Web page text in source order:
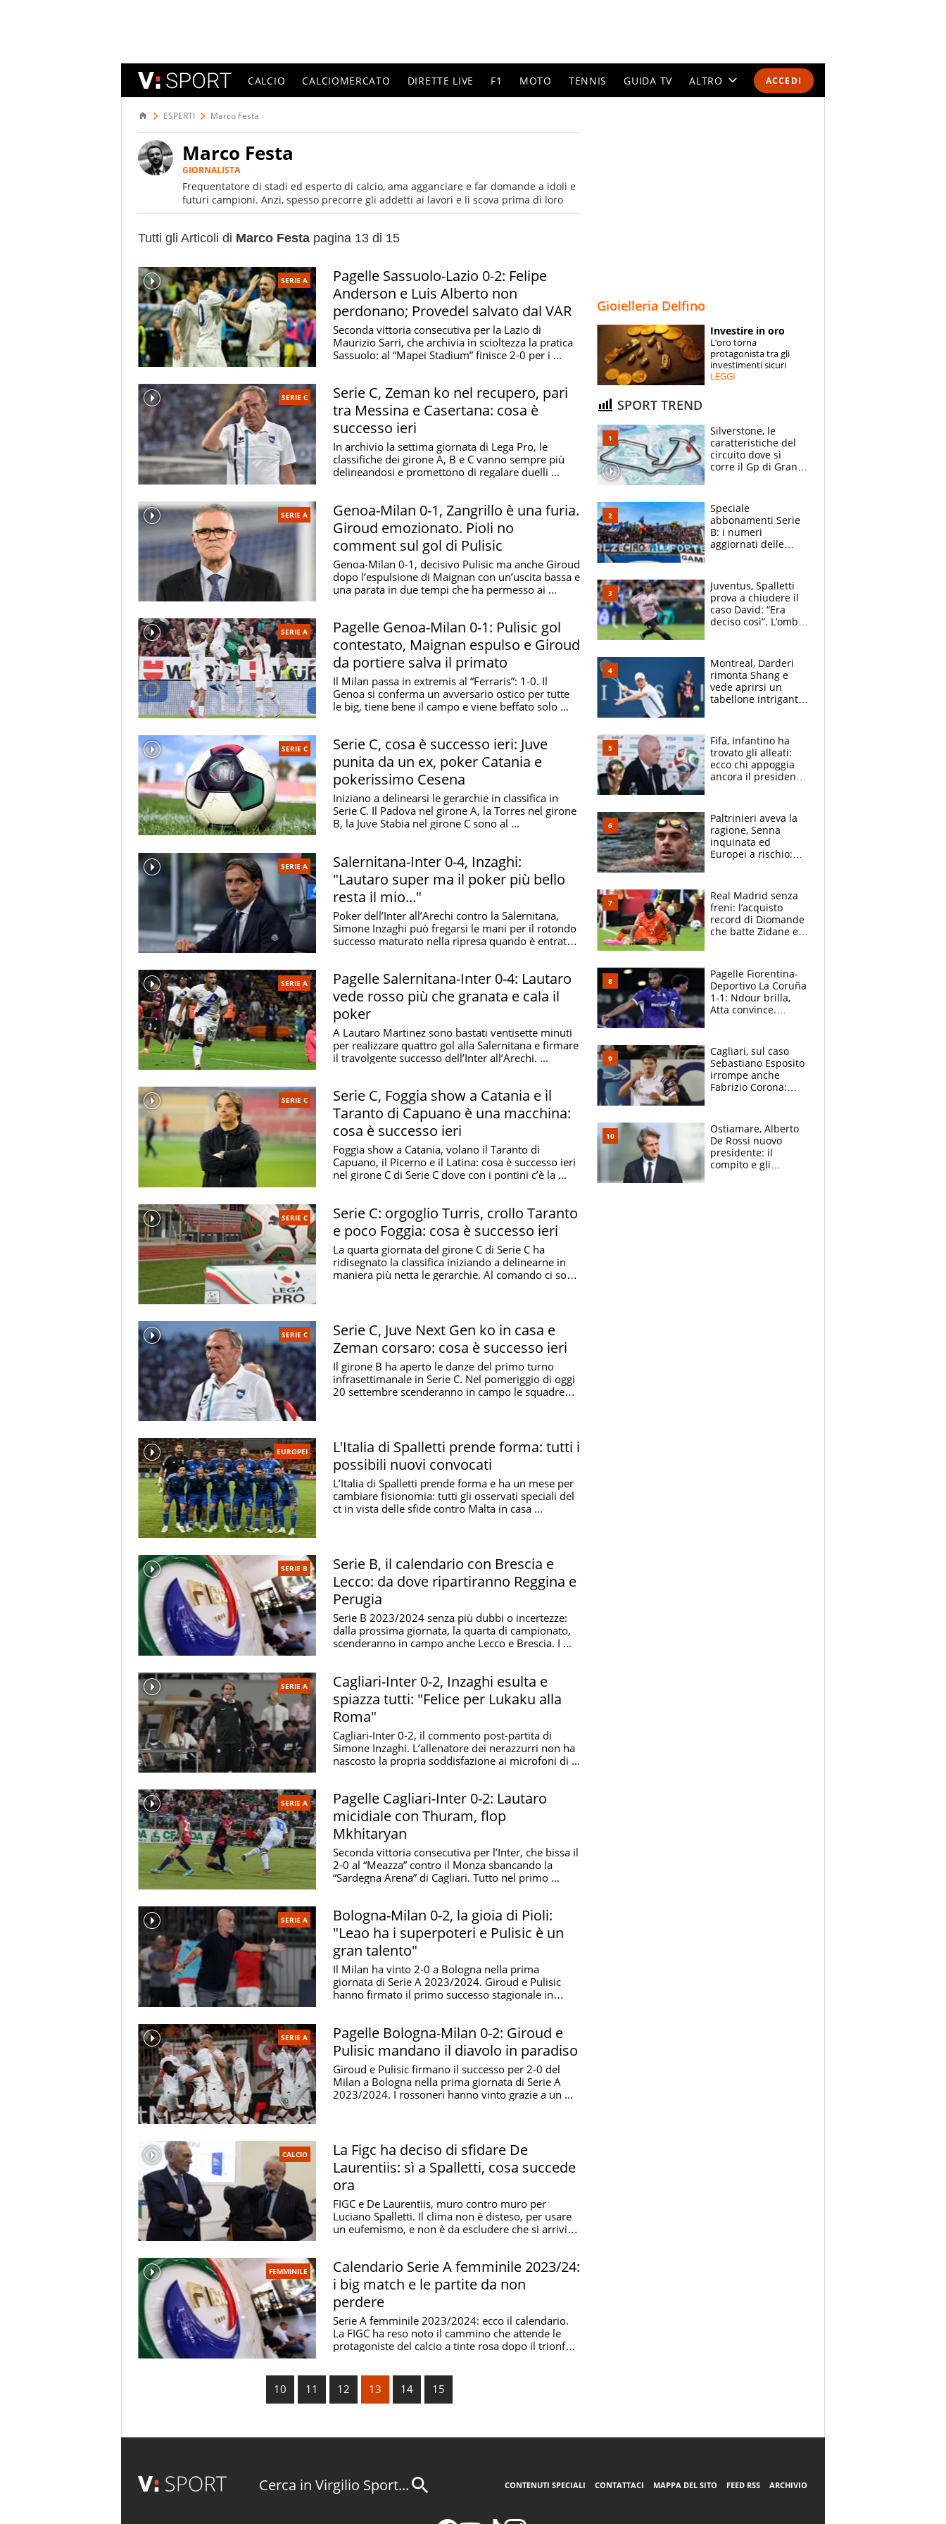
ACCEDI
CALCIO CALCIOMERCATO DIRETTE LIVE F1 MOTO TENNIS GUIDA TV ALTRO
SPECIALI
ESPERTI
ESPERTI Marco Festa
Marco Festa
GIORNALISTA
Frequentatore di stadi ed esperto di calcio, ama agganciare e far domande a idoli e
futuri campioni. Anzi, spesso precorre gli addetti ai lavori e li scova prima di loro
Tutti gli Articoli di Marco Festa pagina 13 di 15
SERIE A
Pagelle Sassuolo-Lazio 0-2: Felipe
Anderson e Luis Alberto non
perdonano; Provedel salvato dal VAR
Seconda vittoria consecutiva per la Lazio di
Maurizio Sarri, che archivia in scioltezza la pratica
Sassuolo: al “Mapei Stadium” finisce 2-0 per i ...
SERIE C
Serie C, Zeman ko nel recupero, pari
tra Messina e Casertana: cosa è
successo ieri
In archivio la settima giornata di Lega Pro, le
classifiche dei girone A, B e C vanno sempre più
delineandosi e promettono di regalare duelli ...
SERIE A
Genoa-Milan 0-1, Zangrillo è una furia.
Giroud emozionato. Pioli no
comment sul gol di Pulisic
Genoa-Milan 0-1, decisivo Pulisic ma anche Giroud
dopo l’espulsione di Maignan con un’uscita bassa e
una parata in due tempi che ha permesso ai ...
SERIE A
Pagelle Genoa-Milan 0-1: Pulisic gol
contestato, Maignan espulso e Giroud
da portiere salva il primato
Il Milan passa in extremis al “Ferraris”: 1-0. Il
Genoa si conferma un avversario ostico per tutte
le big, tiene bene il campo e viene beffato solo ...
SERIE C
Serie C, cosa è successo ieri: Juve
punita da un ex, poker Catania e
pokerissimo Cesena
Iniziano a delinearsi le gerarchie in classifica in
Serie C. Il Padova nel girone A, la Torres nel girone
B, la Juve Stabia nel girone C sono al ...
SERIE A
Salernitana-Inter 0-4, Inzaghi:
"Lautaro super ma il poker più bello
resta il mio..."
Poker dell’Inter all’Arechi contro la Salernitana,
Simone Inzaghi può fregarsi le mani per il rotondo
successo maturato nella ripresa quando è entrato
SERIE A
Pagelle Salernitana-Inter 0-4: Lautaro
vede rosso più che granata e cala il
poker
A Lautaro Martinez sono bastati ventisette minuti
per realizzare quattro gol alla Salernitana e firmare
il travolgente successo dell’Inter all’Arechi. ...
SERIE C
Serie C, Foggia show a Catania e il
Taranto di Capuano è una macchina:
cosa è successo ieri
Foggia show a Catania, volano il Taranto di
Capuano, il Picerno e il Latina: cosa è successo ieri
nel girone C di Serie C dove con i pontini c’è la ...
SERIE C
Serie C: orgoglio Turris, crollo Taranto
e poco Foggia: cosa è successo ieri
La quarta giornata del girone C di Serie C ha
ridisegnato la classifica iniziando a delinearne in
maniera più netta le gerarchie. Al comando ci sono
SERIE C
Serie C, Juve Next Gen ko in casa e
Zeman corsaro: cosa è successo ieri
Il girone B ha aperto le danze del primo turno
infrasettimanale in Serie C. Nel pomeriggio di oggi
20 settembre scenderanno in campo le squadre
EUROPEI
L'Italia di Spalletti prende forma: tutti i
possibili nuovi convocati
L’Italia di Spalletti prende forma e ha un mese per
cambiare fisionomia: tutti gli osservati speciali del
ct in vista delle sfide contro Malta in casa ...
SERIE B
Serie B, il calendario con Brescia e
Lecco: da dove ripartiranno Reggina e
Perugia
Serie B 2023/2024 senza più dubbi o incertezze:
dalla prossima giornata, la quarta di campionato,
scenderanno in campo anche Lecco e Brescia. I ...
SERIE A
Cagliari-Inter 0-2, Inzaghi esulta e
spiazza tutti: "Felice per Lukaku alla
Roma"
Cagliari-Inter 0-2, il commento post-partita di
Simone Inzaghi. L’allenatore dei nerazzurri non ha
nascosto la propria soddisfazione ai microfoni di ...
SERIE A
Pagelle Cagliari-Inter 0-2: Lautaro
micidiale con Thuram, flop
Mkhitaryan
Seconda vittoria consecutiva per l’Inter, che bissa il
2-0 al “Meazza” contro il Monza sbancando la
“Sardegna Arena” di Cagliari. Tutto nel primo ...
SERIE A
Bologna-Milan 0-2, la gioia di Pioli:
"Leao ha i superpoteri e Pulisic è un
gran talento"
Il Milan ha vinto 2-0 a Bologna nella prima
giornata di Serie A 2023/2024. Giroud e Pulisic
hanno firmato il primo successo stagionale in
SERIE A
Pagelle Bologna-Milan 0-2: Giroud e
Pulisic mandano il diavolo in paradiso
Giroud e Pulisic firmano il successo per 2-0 del
Milan a Bologna nella prima giornata di Serie A
2023/2024. I rossoneri hanno vinto grazie a un ...
CALCIO
La Figc ha deciso di sfidare De
Laurentiis: sì a Spalletti, cosa succede
ora
FIGC e De Laurentiis, muro contro muro per
Luciano Spalletti. Il clima non è disteso, per usare
un eufemismo, e non è da escludere che si arrivi
FEMMINILE
Calendario Serie A femminile 2023/24:
i big match e le partite da non
perdere
Serie A femminile 2023/2024: ecco il calendario.
La FIGC ha reso noto il cammino che attende le
protagoniste del calcio a tinte rosa dopo il trionfo
10 11 12 13 14 15
Gioielleria Delfino
Investire in oro
L’oro torna
protagonista tra gli
investimenti sicuri
LEGGI
SPORT TREND
Silverstone, le
caratteristiche del
circuito dove si
corre il Gp di Gran
Speciale
abbonamenti Serie
B: i numeri
aggiornati delle
Juventus, Spalletti
prova a chiudere il
caso David: “Era
deciso così”. L’ombra
Montreal, Darderi
rimonta Shang e
vede aprirsi un
tabellone intrigante:
felice del mio livello"
Fifa, Infantino ha
trovato gli alleati:
ecco chi appoggia
ancora il presidente
Paltrinieri aveva la
ragione, Senna
inquinata ed
Europei a rischio:
adesso
Real Madrid senza
freni: l’acquisto
record di Diomande
che batte Zidane e
Pagelle Fiorentina-
Deportivo La Coruña
1-1: Ndour brilla,
Atta convince.
Cagliari, sul caso
Sebastiano Esposito
irrompe anche
Fabrizio Corona:
prove”
Ostiamare, Alberto
De Rossi nuovo
presidente: il
compito e gli
Cerca in Virgilio Sport... CONTENUTI SPECIALI CONTATTACI MAPPA DEL SITO FEED RSS ARCHIVIO